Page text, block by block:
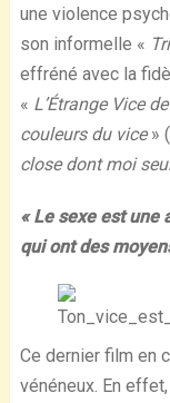
une violence
son informelle «
effréné avec la
« L’Étrange Vice
couleurs du vice»
close dont moi
« Le sexe est une
qui ont des
Ce dernier film en
vénéneux. En